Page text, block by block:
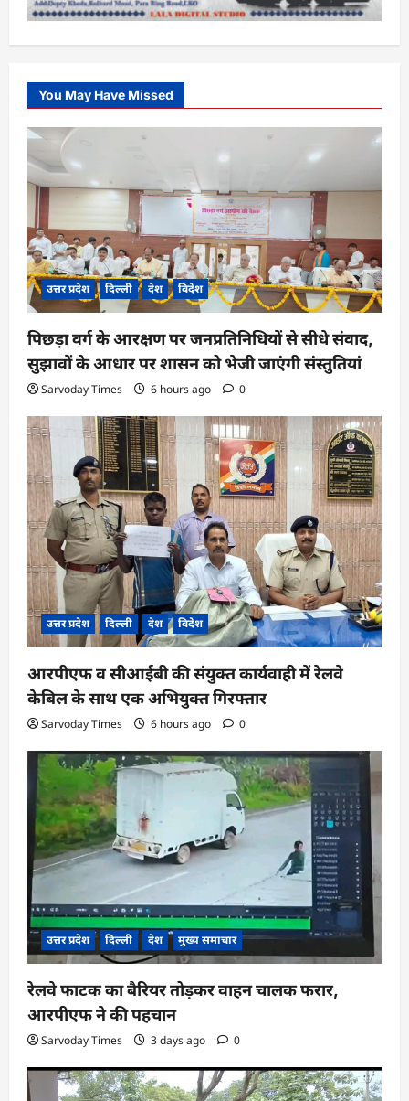
You May Have Missed
उत्तर प्रदेश दिल्ली देश विदेश
पिछड़ा वर्ग के आरक्षण पर जनप्रतिनिधियों से सीधे संवाद,
सुझावों के आधार पर शासन को भेजी जाएंगी संस्तुतियां
Sarvoday Times 6 hours ago 0
उत्तर प्रदेश दिल्ली देश विदेश
आरपीएफ व सीआईबी की संयुक्त कार्यवाही में रेलवे
केबिल के साथ एक अभियुक्त गिरफ्तार
Sarvoday Times 6 hours ago 0
उत्तर प्रदेश दिल्ली देश मुख्य समाचार
रेलवे फाटक का बैरियर तोड़कर वाहन चालक फरार,
आरपीएफ ने की पहचान
Sarvoday Times 3 days ago 0